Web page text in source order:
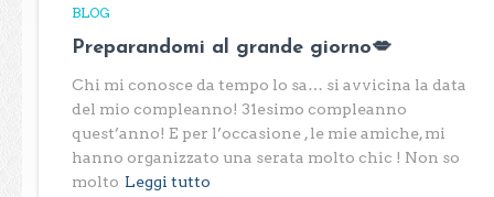
BLOG
Preparandomi al grande giorno💋
Chi mi conosce da tempo lo sa… si avvicina la data
del mio compleanno! 31esimo compleanno
quest’anno! E per l’occasione , le mie amiche, mi
hanno organizzato una serata molto chic ! Non so
molto Leggi tutto